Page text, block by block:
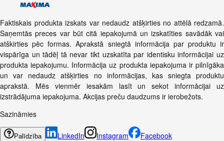
Faktiskais produkta izskats var nedaudz atšķirties no attēlā redzamā.
Saņemtās preces var būt citā iepakojumā un izskatīties savādāk vai
atškirties pēc formas. Aprakstā sniegtā informācija par produktu ir
vispārīga un tādēļ tā nevar tikt uzskatīta par identisku informācijai uz
produkta iepakojumu. Informācija uz produkta iepakojuma ir pilnīgāka
un var nedaudz atšķirties no informācijas, kas sniegta produktu
aprakstā. Mēs vienmēr iesakām lasīt un sekot informācijai uz
izstrādājuma iepakojuma. Akcijas preču daudzums ir ierobežots.
Sazināmies
Palīdzība LinkedIn Instagram
Facebook